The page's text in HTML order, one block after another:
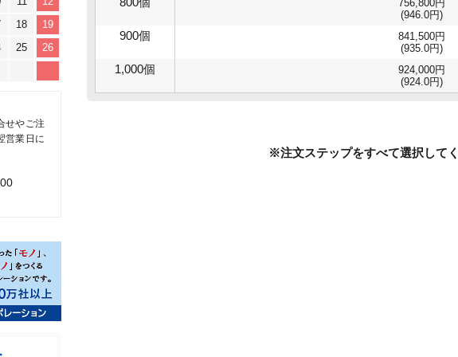
18
19
25
26
せやご注
営業日に
756,800円
(946.0円)
900個
841,500円
(935.0円)
1,000個
924,000円
(924.0円)
※注文ステップをすべて選択して